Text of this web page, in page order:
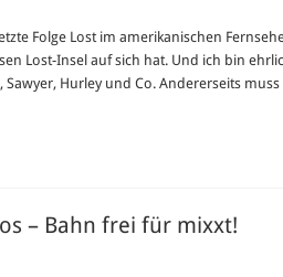
Folge Lost im amerikanischen
Lost-Insel auf sich hat. Und ich bin
Sawyer, Hurley und Co. Andererseits
– Bahn frei für mixxt!